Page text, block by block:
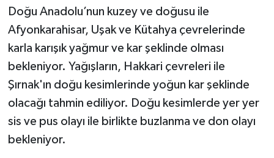
Doğu Anadolu’nun kuzey ve doğusu ile
Afyonkarahisar, Uşak ve Kütahya çevrelerinde
karla karışık yağmur ve kar şeklinde olması
bekleniyor. Yağışların, Hakkari çevreleri ile
Şırnak'ın doğu kesimlerinde yoğun kar şeklinde
olacağı tahmin ediliyor. Doğu kesimlerde yer yer
sis ve pus olayı ile birlikte buzlanma ve don olayı
bekleniyor.